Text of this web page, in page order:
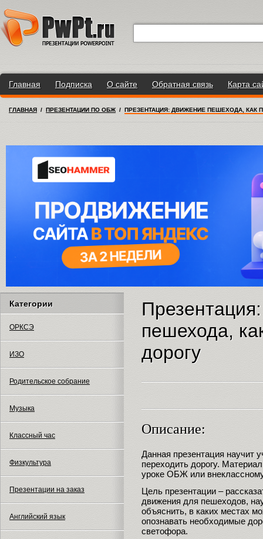
Главная Подписка О сайте Обратная связь Карта
ГЛАВНАЯ / ПРЕЗЕНТАЦИИ ПО ОБЖ / ПРЕЗЕНТАЦИЯ: ДВИЖЕНИЕ ПЕШЕХОДА, КАК
Категории
ОРКСЭ
ИЗО
Родительское собрание
Музыка
Классный час
Физкультура
Презентации на заказ
Английский язык
пешехода,
дорогу
Описание:
Данная презентация научит
переходить дорогу.
уроке ОБЖ или
Цель презентации –
движения для пешеходов,
объяснить, в каких местах
опознавать необходимые
светофора.